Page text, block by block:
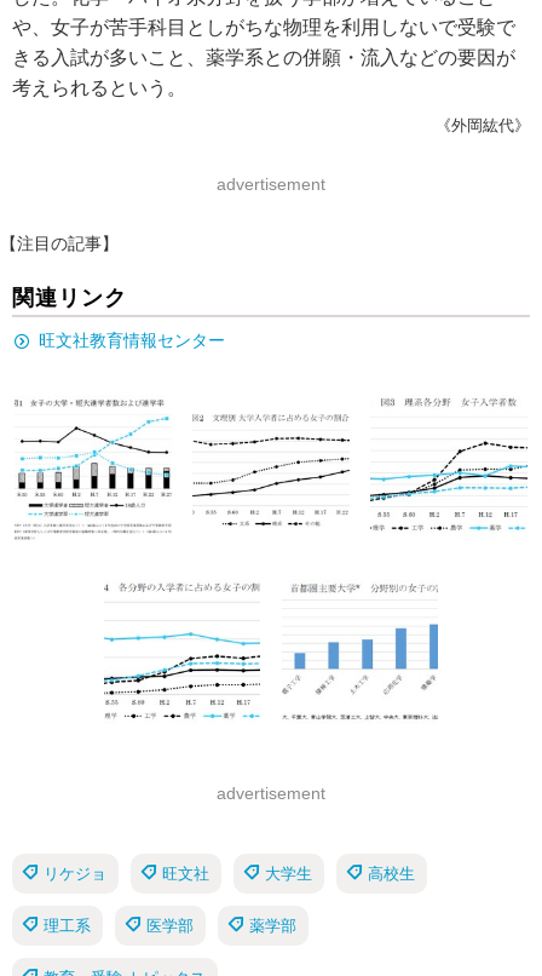
や、女子が苦手科目としがちな物理を利用しないで受験で
きる入試が多いこと、薬学系との併願・流入などの要因が
考えられるという。
《外岡紘代》
advertisement
【注目の記事】
関連リンク
旺文社教育情報センター
advertisement
リケジョ 旺文社 大学生 高校生
理工系 医学部 薬学部